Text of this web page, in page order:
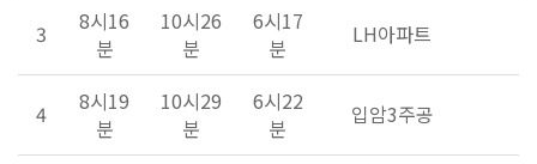
3
8시16
분
10시26
분
6시17
분
LH아파트
4
8시19
분
10시29
분
6시22
분
입암3주공